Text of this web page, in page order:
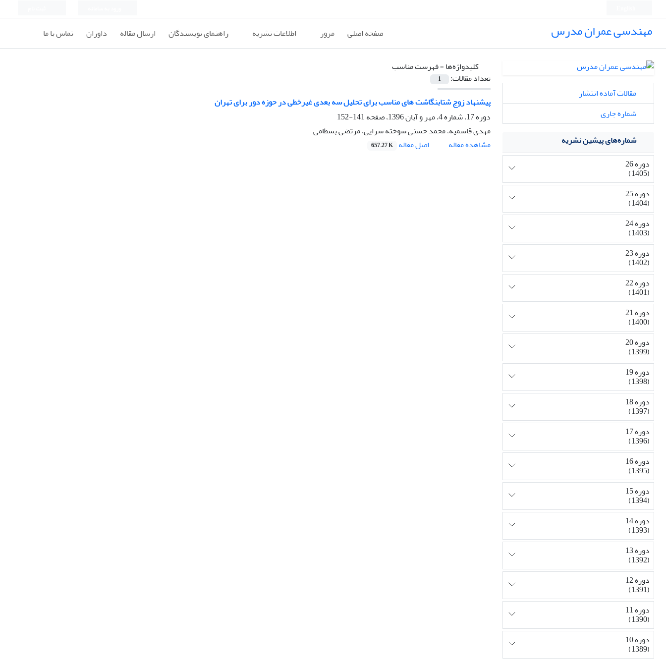
مهندسی عمران مدرس صفحه اصلی مرور اطلاعات نشریه راهنمای نویسندگان ارسال مقاله داوران تماس با ما
کلیدواژه‌ها =فهرست مناسب
تعداد مقالات:
1
پیشنهاد زوج شتابنگاشت های مناسب برای تحلیل سه بعدی غیرخطی در حوزه دور برای تهران
دوره 17، شماره 4، مهر و آبان 1396، صفحه
141-152
مهدی قاسمیه، محمد حسنی سوخته سرایی، مرتضی بسطامی
مشاهده مقاله
اصل مقاله 657.27 K
مقالات آماده انتشار
شماره جاری
شماره‌های پیشین نشریه
دوره 26
(1405)
دوره 25
(1404)
دوره 24
(1403)
دوره 23
(1402)
دوره 22
(1401)
دوره 21
(1400)
دوره 20
(1399)
دوره 19
(1398)
دوره 18
(1397)
دوره 17
(1396)
دوره 16
(1395)
دوره 15
(1394)
دوره 14
(1393)
دوره 13
(1392)
دوره 12
(1391)
دوره 11
(1390)
دوره 10
(1389)